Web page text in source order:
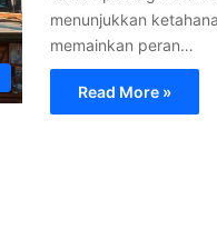
menunjukkan
memainkan peran…
Read More »